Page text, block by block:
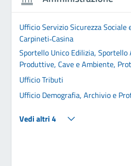
Ufficio Servizio Sicurezza Sociale
Carpineti‑Casina
Sportello Unico Edilizia,
Produttive, Cave e Ambiente,
Ufficio Tributi
Ufficio Demografia, Archivio e
Vedi altri 4